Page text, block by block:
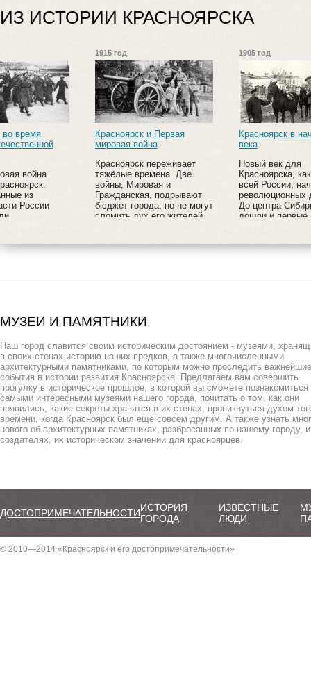
ИЗ ИСТОРИИ КРАСНОЯРСКА
Красноярск и Первая
мировая война
Красноярск переживает
тяжёлые времена. Две
войны, Мировая и
Гражданская, подрывают
бюджет города, но не могут
сломить дух его жителей.
Красноярск в начале XX
века
Новый век для
Красноярска, как и для
всей России, начался с
революционных движений.
До центра Сибири также
дошли и первые ласточки
МУЗЕИ И ПАМЯТНИКИ
Наш город славится своим историческим достоянием - музеями,
в своих стенах историю наших предков, а также многочисленными
архитектурными памятниками, по которым можно проследить важнейшие
события в истории развития Красноярска. Предлагаем вам совершить
прогулку в историческое прошлое, в которой вы сможете познакомиться
самыми интересными музеями нашего города, почитать о том, как они
появились, какие секреты хранятся в их стенах, проникнуться духом
времени, когда Красноярск был еще совсем другим. А также узнать
нового об архитектурных памятниках, разбросанных по нашему городу,
создателях, их историческом значении для красноярцев.
ДОСТОПРИМЕЧАТЕЛЬНОСТИИСТОРИЯ
ГОРОДА
ИЗВЕСТНЫЕ
ЛЮДИ
© 2010—2014 «Красноярск и его достопримечательности»